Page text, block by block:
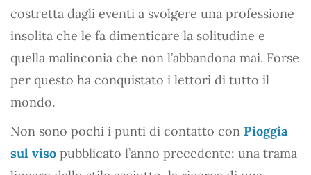
costretta dagli eventi a svolgere una professione
insolita che le fa dimenticare la solitudine e
quella malinconia che non l’abbandona mai. Forse
per questo ha conquistato i lettori di tutto il
mondo.
Non sono pochi i punti di contatto con Pioggia
sul viso pubblicato l’anno precedente: una trama